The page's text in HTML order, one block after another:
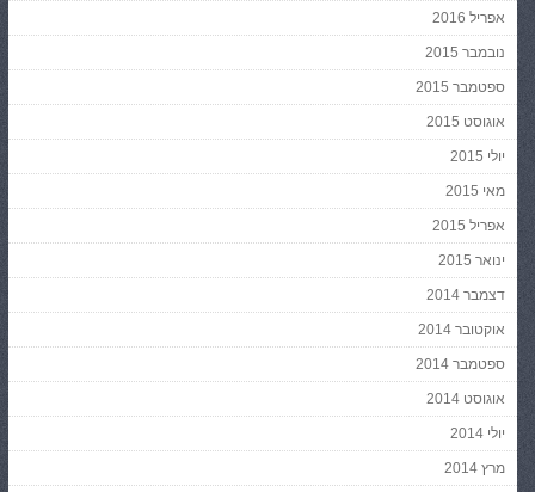
אפריל 2016
נובמבר 2015
ספטמבר 2015
אוגוסט 2015
יולי 2015
מאי 2015
אפריל 2015
ינואר 2015
דצמבר 2014
אוקטובר 2014
ספטמבר 2014
אוגוסט 2014
יולי 2014
מרץ 2014